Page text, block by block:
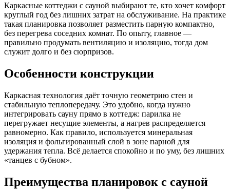
Каркасные коттеджи с сауной выбирают те, кто хочет комфорт
круглый год без лишних затрат на обслуживание. На практике
такая планировка позволяет разместить парную компактно,
без перегрева соседних комнат. По опыту, главное —
правильно продумать вентиляцию и изоляцию, тогда дом
служит долго и без сюрпризов.
Особенности конструкции
Каркасная технология даёт точную геометрию стен и
стабильную теплопередачу. Это удобно, когда нужно
интегрировать сауну прямо в коттедж: парилка не
перегружает несущие элементы, а нагрев распределяется
равномерно. Как правило, используется минеральная
изоляция и фольгированный слой в зоне парной для
удержания тепла. Всё делается спокойно и по уму, без лишних
«танцев с бубном».
Преимущества планировок с сауной